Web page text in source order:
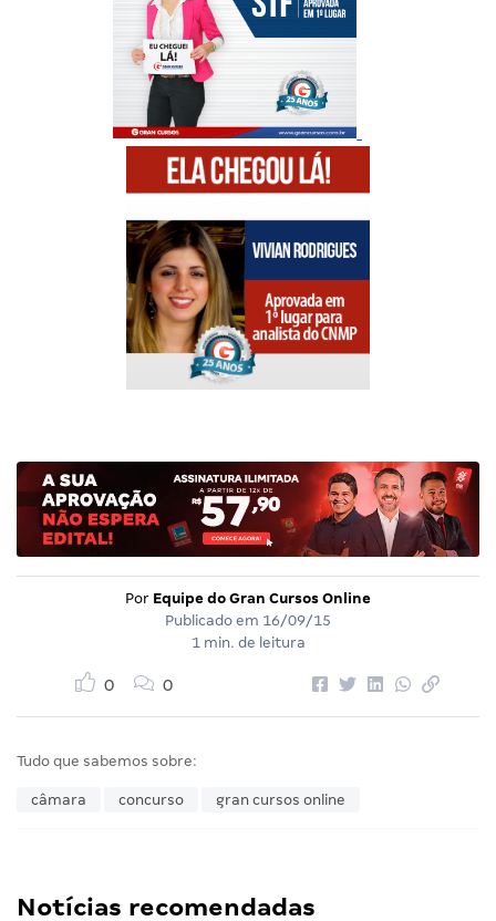
Por Equipe do Gran Cursos Online
Publicado em 16/09/15
1 min. de leitura
0 0
Tudo que sabemos sobre:
câmara concurso gran cursos online
Notícias recomendadas